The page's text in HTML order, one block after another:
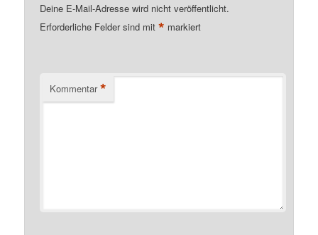
Deine E-Mail-Adresse wird nicht veröffentlicht.
Erforderliche Felder sind mit* markiert
Kommentar *